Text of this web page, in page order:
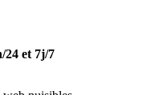
24 et 7j/7